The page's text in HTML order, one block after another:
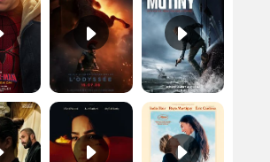
Les Silences de Riyad Bande-annonce VO STFR Les Matins merveilleux Bande-annonce VF